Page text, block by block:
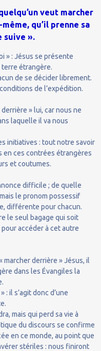
veut marcher
qu’il prenne sa
suive ».
» : Jésus se présente
terre étrangère.
de se décider librement.
de l’expédition.
» lui, car nous ne
laquelle il va nous
initiatives : tout notre savoir
en ces contrées étrangères
et coutumes.
difficile ; de quelle
le pronom possessif
différente pour chacun.
le seul bagage qui soit
accéder à cet autre
marcher derrière » Jésus, il
dans les Évangiles la
il s’agit donc d’une
mais qui perd sa vie à
du discours se confirme
en ce monde, au point que
stériles : nous finiront